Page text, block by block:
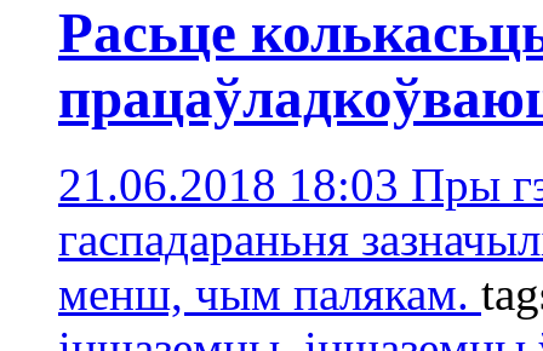
Расьце
21.06.2018 18:03 Пры
гаспадараньня
менш, чым палякам.